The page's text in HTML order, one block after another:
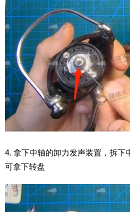
4. 拿下中轴的卸力发声装置，拆下
可拿下转盘